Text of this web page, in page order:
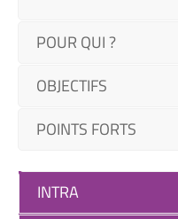
POUR QUI ?
OBJECTIFS
POINTS FORTS
INTRA